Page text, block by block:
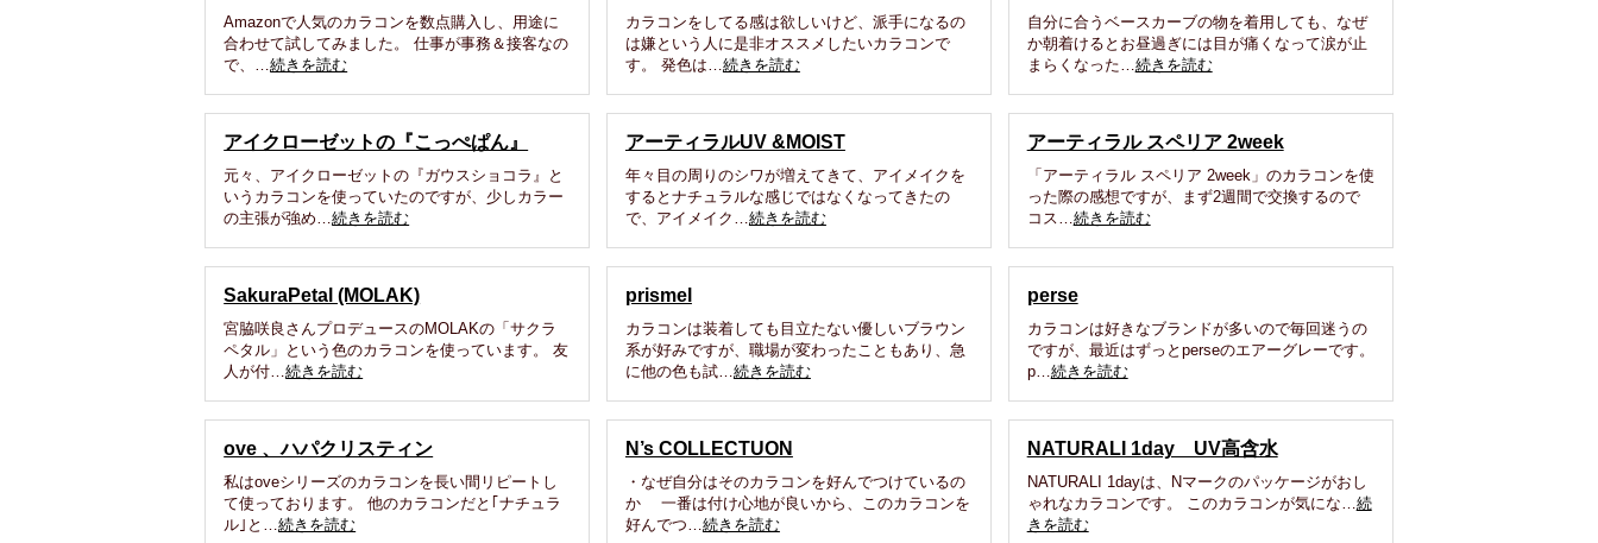
Amazonで人気のカラコンを数点購入し、用途に
合わせて試してみました。 仕事が事務＆接客なの
で、…続きを読む
カラコンをしてる感は欲しいけど、派手になるの
は嫌という人に是非オススメしたいカラコンで
す。 発色は…続きを読む
自分に合うベースカーブの物を着用しても、なぜ
か朝着けるとお昼過ぎには目が痛くなって涙が止
まらくなった…続きを読む
アイクローゼットの『こっぺぱん』
元々、アイクローゼットの『ガウスショコラ』と
いうカラコンを使っていたのですが、少しカラー
の主張が強め…続きを読む
アーティラルUV &MOIST
年々目の周りのシワが増えてきて、アイメイクを
するとナチュラルな感じではなくなってきたの
で、アイメイク…続きを読む
アーティラル スペリア 2week
「アーティラル スペリア 2week」のカラコンを使
った際の感想ですが、まず2週間で交換するので
コス…続きを読む
SakuraPetal (MOLAK)
宮脇咲良さんプロデュースのMOLAKの「サクラ
ペタル」という色のカラコンを使っています。 友
人が付…続きを読む
prismel
カラコンは装着しても目立たない優しいブラウン
系が好みですが、職場が変わったこともあり、急
に他の色も試…続きを読む
perse
カラコンは好きなブランドが多いので毎回迷うの
ですが、最近はずっとperseのエアーグレーです。
p…続きを読む
ove 、ハパクリスティン
私はoveシリーズのカラコンを長い間リピートし
て使っております。 他のカラコンだと｢ナチュラ
ル｣と…続きを読む
N’s COLLECTUON
・なぜ自分はそのカラコンを好んでつけているの
か 一番は付け心地が良いから、このカラコンを
好んでつ…続きを読む
NATURALI 1day UV高含水
NATURALI 1dayは、Nマークのパッケージがおし
ゃれなカラコンです。 このカラコンが気にな…続
きを読む